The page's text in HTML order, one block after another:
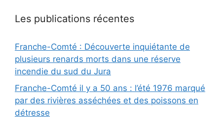
Les publications récentes
Franche-Comté : Découverte inquiétante de
plusieurs renards morts dans une réserve
incendie du sud du Jura
Franche-Comté il y a 50 ans : l’été 1976 marqué
par des rivières asséchées et des poissons en
détresse